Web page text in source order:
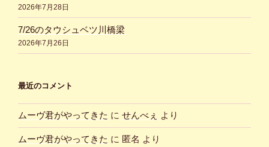
2026年7月28日
7/26のタウシュベツ川橋梁
2026年7月26日
最近のコメント
ムーヴ君がやってきた に せんべぇ より
ムーヴ君がやってきた に 匿名 より